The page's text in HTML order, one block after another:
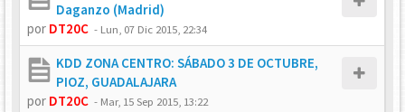
Daganzo (Madrid)
por DT20C - Lun, 07 Dic 2015, 22:34
KDD ZONA CENTRO: SÁBADO 3 DE OCTUBRE,
PIOZ, GUADALAJARA
por DT20C - Mar, 15 Sep 2015, 13:22